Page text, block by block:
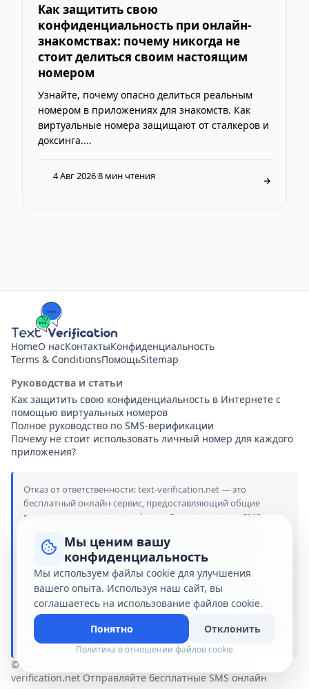
Как защитить свою
конфиденциальность при онлайн-
знакомствах: почему никогда не
стоит делиться своим настоящим
номером
Узнайте, почему опасно делиться реальным
номером в приложениях для знакомств. Как
виртуальные номера защищают от сталкеров и
доксинга....
4 Авг 2026·8 мин чтения →
HomeО насКонтактыКонфиденциальность
Terms & ConditionsПомощьSitemap
Руководства и статьи
Как защитить свою конфиденциальность в Интернете с
помощью виртуальных номеров
Полное руководство по SMS-верификации
Почему не стоит использовать личный номер для каждого
приложения?
Отказ от ответственности: text-verification.net — это
бесплатный онлайн-сервис, предоставляющий общие
виртуальные номера телефонов. Все полученные SMS-
сайта. Мы не связаны, не спонсируемся и не сотрудничаем
ни с какими брендами, приложениями или службами,
упомянутыми на этом сайте. Использование наших
публичных номеров осуществляется исключительно на
ваш страх и риск. Мы не несем никакой ответственности за
любые убытки, блокировки аккаунтов или юридические
последствия, возникшие в результате использования наших
услуг.
© 2026 Text Verification - Receive SMS Online - text-
verification.net Отправляйте бесплатные SMS онлайн
Мы ценим вашу
конфиденциальность
Мы используем файлы cookie для улучшения
вашего опыта. Используя наш сайт, вы
соглашаетесь на использование файлов cookie.
Понятно
Отклонить
Политика в отношении файлов cookie